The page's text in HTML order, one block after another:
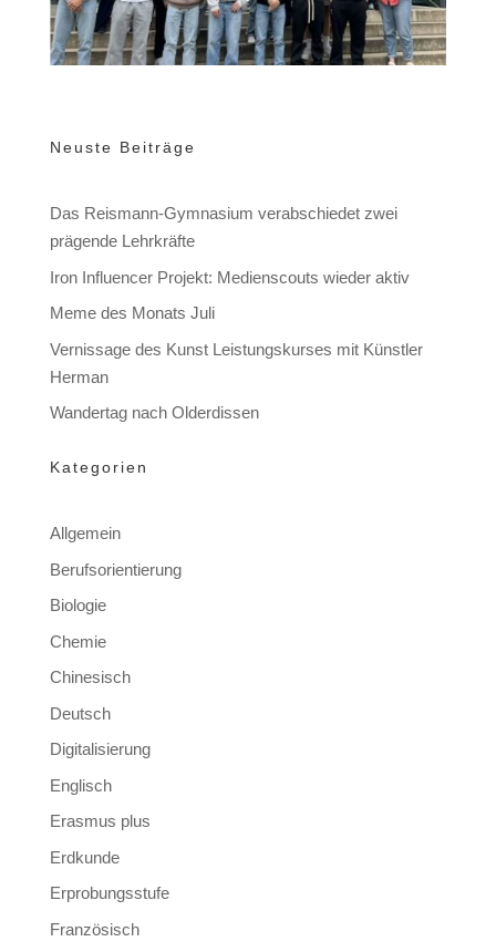
Neuste Beiträge
Das Reismann-Gymnasium verabschiedet zwei
prägende Lehrkräfte
Iron Influencer Projekt: Medienscouts wieder aktiv
Meme des Monats Juli
Vernissage des Kunst Leistungskurses mit Künstler
Herman
Wandertag nach Olderdissen
Kategorien
Allgemein
Berufsorientierung
Biologie
Chemie
Chinesisch
Deutsch
Digitalisierung
Englisch
Erasmus plus
Erdkunde
Erprobungsstufe
Französisch